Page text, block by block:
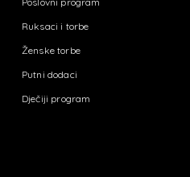
Ruksaci i torbe
Ženske torbe
Putni dodaci
Dječiji program